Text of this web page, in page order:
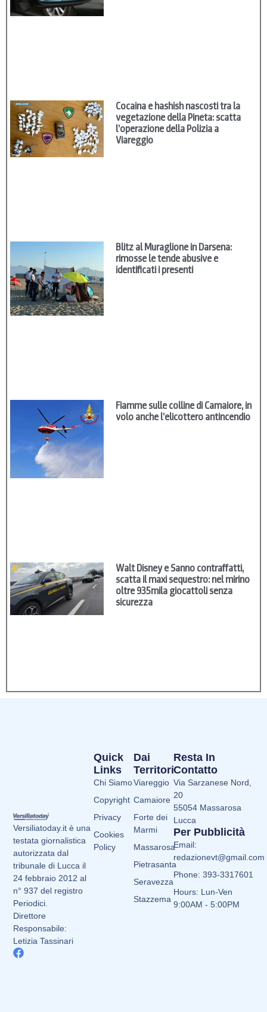
Cocaina e hashish nascosti tra la
vegetazione della Pineta: scatta
l’operazione della Polizia a
Viareggio
Blitz al Muraglione in Darsena:
rimosse le tende abusive e
identificati i presenti
Fiamme sulle colline di Camaiore, in
volo anche l’elicottero antincendio
Walt Disney e Sanno contraffatti,
scatta il maxi sequestro: nel mirino
oltre 935mila giocattoli senza
sicurezza
Versiliatoday.it è una
testata giornalistica
autorizzata dal
tribunale di Lucca il
24 febbraio 2012 al
n° 937 del registro
Periodici.
Direttore
Responsabile:
Letizia Tassinari
Dai
Territori
Viareggio
Camaiore
Forte dei
Marmi
Massarosa
Pietrasanta
Seravezza
Stazzema
Quick
Links
Chi Siamo
Copyright
Privacy
Cookies
Policy
Resta In
Contatto
Via Sarzanese Nord,
20
55054 Massarosa
Lucca
Per Pubblicità
Email:
redazionevt@gmail.com
Phone: 393-3317601
Hours: Lun-Ven
9:00AM - 5:00PM